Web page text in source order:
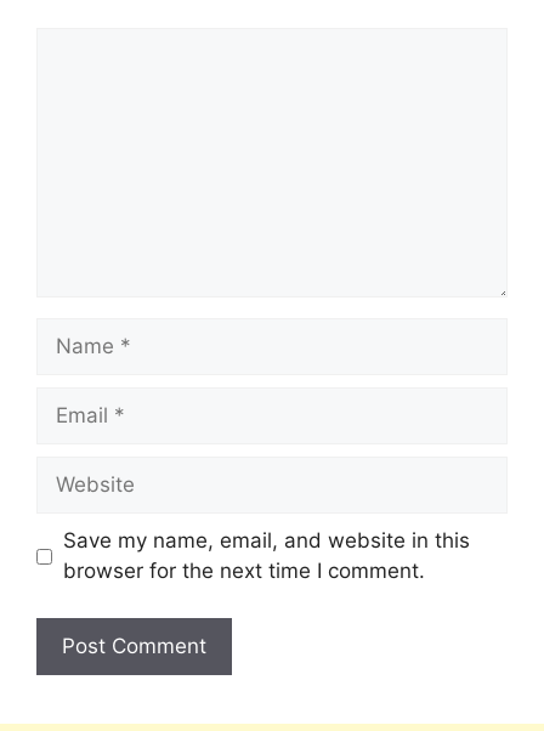
Save my name, email, and website in this
browser for the next time I comment.